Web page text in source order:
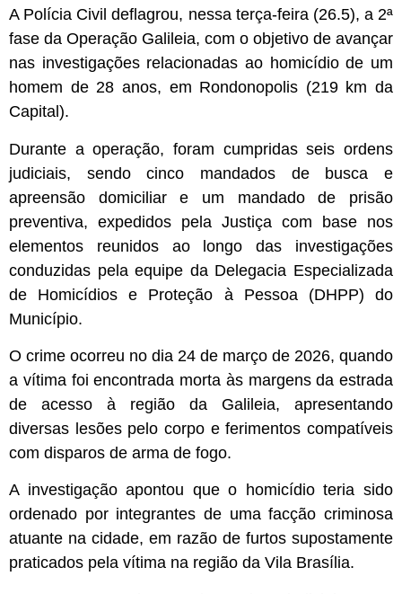
A Polícia Civil deflagrou, nessa terça-feira (26.5), a 2ª
fase da Operação Galileia, com o objetivo de avançar
nas investigações relacionadas ao homicídio de um
homem de 28 anos, em Rondonopolis (219 km da
Capital).
Durante a operação, foram cumpridas seis ordens
judiciais, sendo cinco mandados de busca e
apreensão domiciliar e um mandado de prisão
preventiva, expedidos pela Justiça com base nos
elementos reunidos ao longo das investigações
conduzidas pela equipe da Delegacia Especializada
de Homicídios e Proteção à Pessoa (DHPP) do
Município.
O crime ocorreu no dia 24 de março de 2026, quando
a vítima foi encontrada morta às margens da estrada
de acesso à região da Galileia, apresentando
diversas lesões pelo corpo e ferimentos compatíveis
com disparos de arma de fogo.
A investigação apontou que o homicídio teria sido
ordenado por integrantes de uma facção criminosa
atuante na cidade, em razão de furtos supostamente
praticados pela vítima na região da Vila Brasília.